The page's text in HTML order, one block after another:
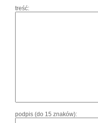
treść:
podpis (do 15 znaków):